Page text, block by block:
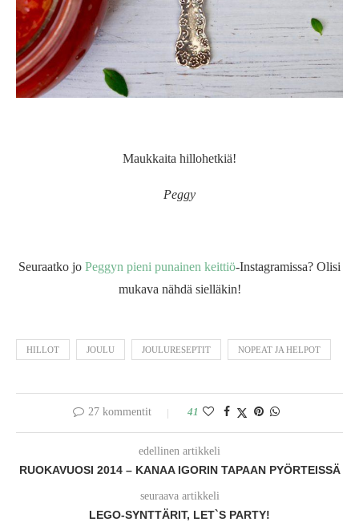
Maukkaita hillohetkiä!
Peggy
Seuraatko jo Peggyn pieni punainen keittiö-Instagramissa? Olisi
mukava nähdä sielläkin!
HILLOT JOULU JOULURESEPTIT NOPEAT JA HELPOT
27 kommentit 41
edellinen artikkeli
RUOKAVUOSI 2014 – KANAA IGORIN TAPAAN PYÖRTEISSÄ
seuraava artikkeli
LEGO-SYNTTÄRIT, LET`S PARTY!